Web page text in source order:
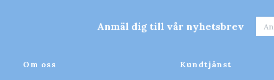
Anmäl dig till vår nyhetsbrev
Om oss Kundtjänst